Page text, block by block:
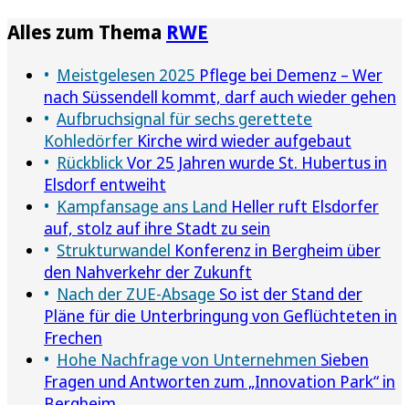
Alles zum Thema RWE
Meistgelesen 2025 Pflege bei Demenz – Wer
nach Süssendell kommt, darf auch wieder gehen
Aufbruchsignal für sechs gerettete
Kohledörfer Kirche wird wieder aufgebaut
RückblickVor 25 Jahren wurde St. Hubertus in
Elsdorf entweiht
Kampfansage ans Land Heller ruft Elsdorfer
auf, stolz auf ihre Stadt zu sein
Strukturwandel Konferenz in Bergheim über
den Nahverkehr der Zukunft
Nach der ZUE-Absage So ist der Stand der
Pläne für die Unterbringung von Geflüchteten in
Frechen
Hohe Nachfrage von Unternehmen Sieben
Fragen und Antworten zum „Innovation Park“ in